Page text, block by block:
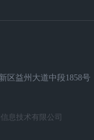
区益州大道中段1858号
息技术有限公司